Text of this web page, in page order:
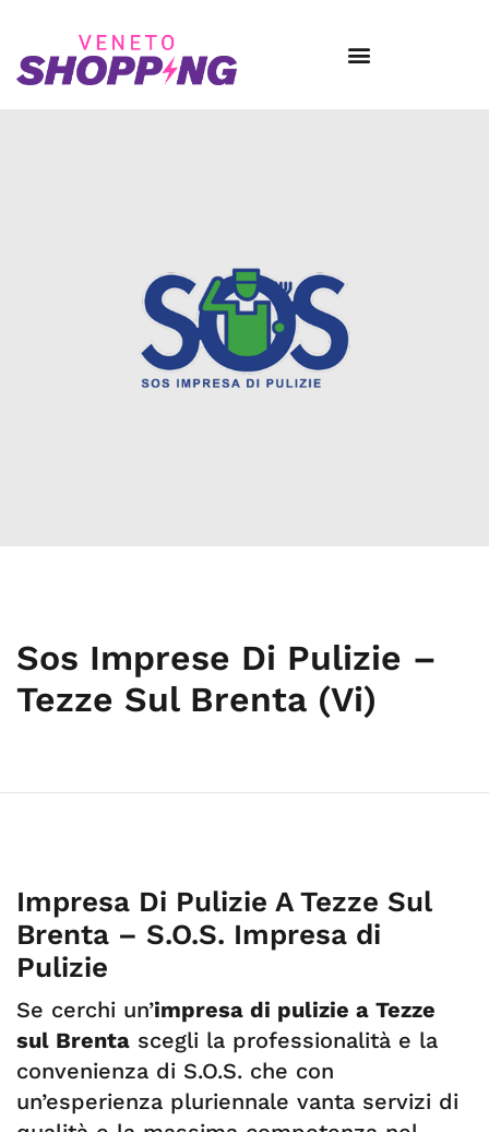
Sos Imprese Di Pulizie –
Tezze Sul Brenta (Vi)
Impresa Di Pulizie A Tezze Sul
Brenta – S.O.S. Impresa di
Pulizie
Se cerchi un’impresa di pulizie a Tezze
sul Brenta scegli la professionalità e la
convenienza di S.O.S. che con
un’esperienza pluriennale vanta servizi di